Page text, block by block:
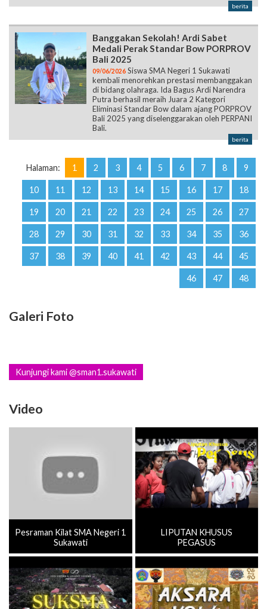
berita
Banggakan Sekolah! Ardi Sabet
Medali Perak Standar Bow PORPROV
Bali 2025
09/06/2026 Siswa SMA Negeri 1 Sukawati
kembali menorehkan prestasi membanggakan
di bidang olahraga. Ida Bagus Ardi Narendra
Putra berhasil meraih Juara 2 Kategori
Eliminasi Standar Bow dalam ajang PORPROV
Bali 2025 yang diselenggarakan oleh PERPANI
Bali.
berita
Halaman: 1 2 3 4 5 6 7 8 9
10 11 12 13 14 15 16 17 18
19 20 21 22 23 24 25 26 27
28 29 30 31 32 33 34 35 36
37 38 39 40 41 42 43 44 45
46 47 48
Galeri Foto
Kunjungi kami @sman1.sukawati
Video
Pesraman Kilat SMA Negeri 1
Sukawati
LIPUTAN KHUSUS
PEGASUS